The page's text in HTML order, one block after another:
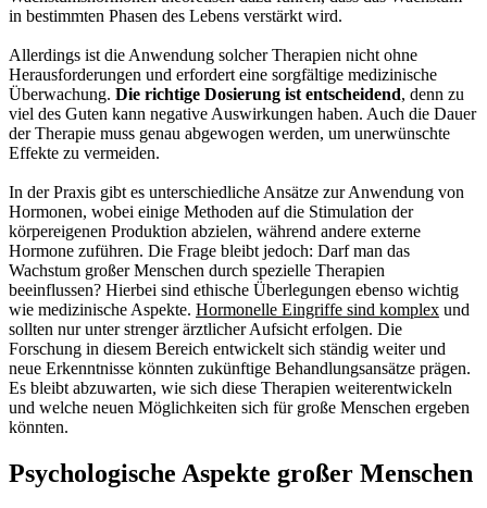
in bestimmten Phasen des Lebens verstärkt wird.
Allerdings ist die Anwendung solcher Therapien nicht ohne
Herausforderungen und erfordert eine sorgfältige medizinische
Überwachung. Die richtige Dosierung ist entscheidend, denn zu
viel des Guten kann negative Auswirkungen haben. Auch die Dauer
der Therapie muss genau abgewogen werden, um unerwünschte
Effekte zu vermeiden.
In der Praxis gibt es unterschiedliche Ansätze zur Anwendung von
Hormonen, wobei einige Methoden auf die Stimulation der
körpereigenen Produktion abzielen, während andere externe
Hormone zuführen. Die Frage bleibt jedoch: Darf man das
Wachstum großer Menschen durch spezielle Therapien
beeinflussen? Hierbei sind ethische Überlegungen ebenso wichtig
wie medizinische Aspekte. Hormonelle Eingriffe sind komplex und
sollten nur unter strenger ärztlicher Aufsicht erfolgen. Die
Forschung in diesem Bereich entwickelt sich ständig weiter und
neue Erkenntnisse könnten zukünftige Behandlungsansätze prägen.
Es bleibt abzuwarten, wie sich diese Therapien weiterentwickeln
und welche neuen Möglichkeiten sich für große Menschen ergeben
könnten.
Psychologische Aspekte großer Menschen